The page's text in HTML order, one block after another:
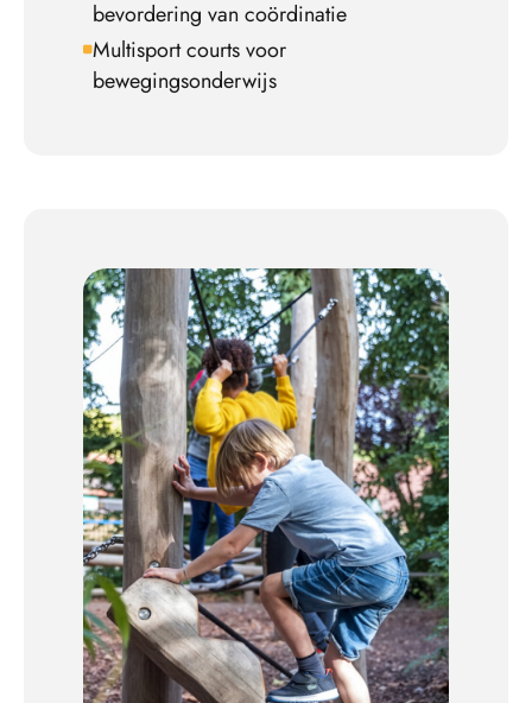
bevordering van coördinatie
Multisport courts voor
bewegingsonderwijs